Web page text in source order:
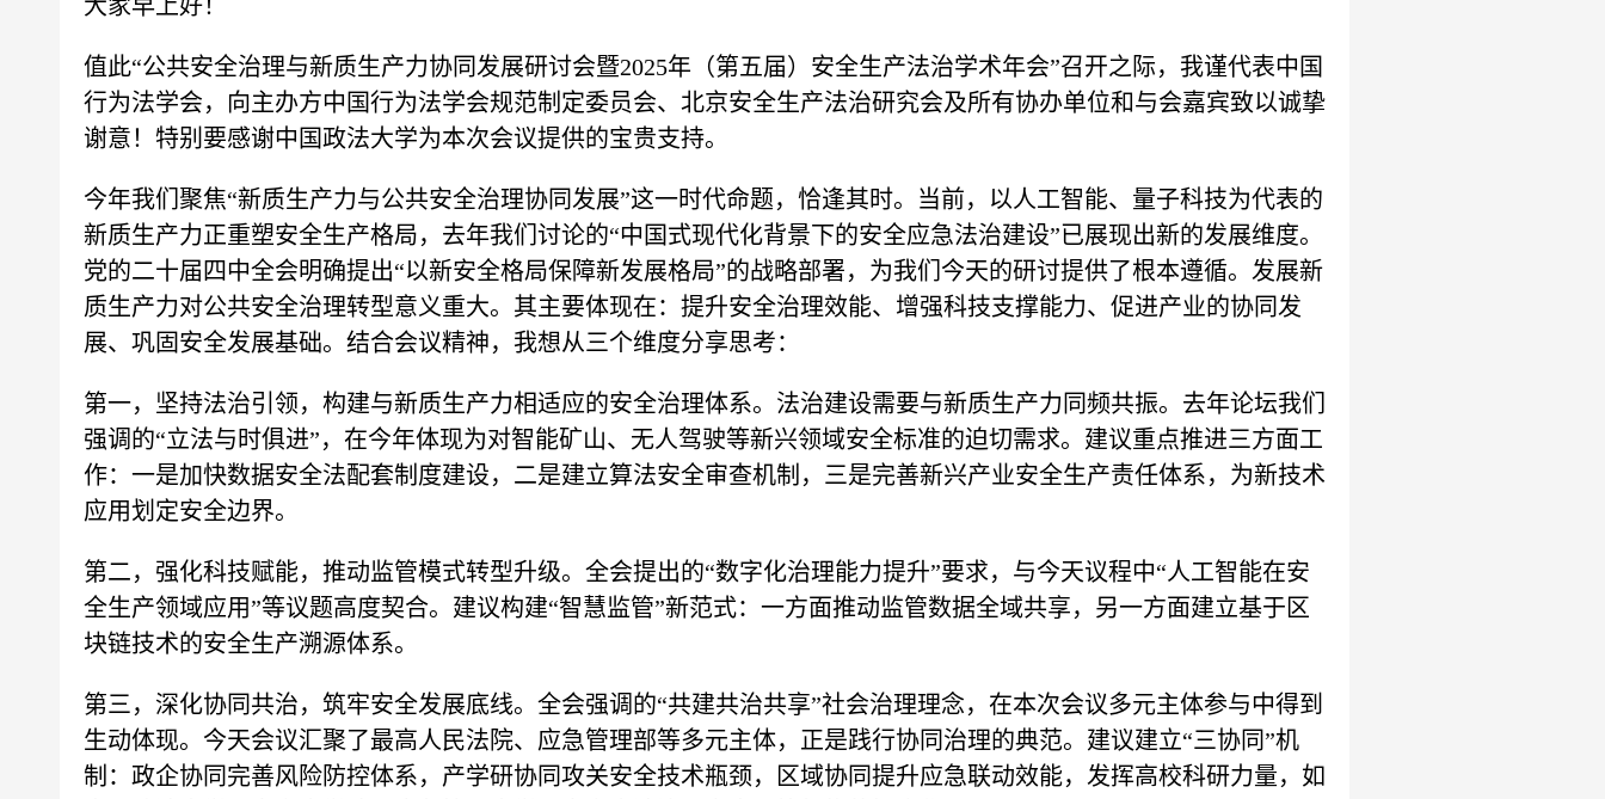
大家早上好！
值此“公共安全治理与新质生产力协同发展研讨会暨2025年（第五届）安全生产法治学术年会”召开之际，我谨代表中国
行为法学会，向主办方中国行为法学会规范制定委员会、北京安全生产法治研究会及所有协办单位和与会嘉宾致以诚挚
谢意！特别要感谢中国政法大学为本次会议提供的宝贵支持。
今年我们聚焦“新质生产力与公共安全治理协同发展”这一时代命题，恰逢其时。当前，以人工智能、量子科技为代表的
新质生产力正重塑安全生产格局，去年我们讨论的“中国式现代化背景下的安全应急法治建设”已展现出新的发展维度。
党的二十届四中全会明确提出“以新安全格局保障新发展格局”的战略部署，为我们今天的研讨提供了根本遵循。发展新
质生产力对公共安全治理转型意义重大。其主要体现在：提升安全治理效能、增强科技支撑能力、促进产业的协同发
展、巩固安全发展基础。结合会议精神，我想从三个维度分享思考：
第一，坚持法治引领，构建与新质生产力相适应的安全治理体系。法治建设需要与新质生产力同频共振。去年论坛我们
强调的“立法与时俱进”，在今年体现为对智能矿山、无人驾驶等新兴领域安全标准的迫切需求。建议重点推进三方面工
作：一是加快数据安全法配套制度建设，二是建立算法安全审查机制，三是完善新兴产业安全生产责任体系，为新技术
应用划定安全边界。
第二，强化科技赋能，推动监管模式转型升级。全会提出的“数字化治理能力提升”要求，与今天议程中“人工智能在安
全生产领域应用”等议题高度契合。建议构建“智慧监管”新范式：一方面推动监管数据全域共享，另一方面建立基于区
块链技术的安全生产溯源体系。
第三，深化协同共治，筑牢安全发展底线。全会强调的“共建共治共享”社会治理理念，在本次会议多元主体参与中得到
生动体现。今天会议汇聚了最高人民法院、应急管理部等多元主体，正是践行协同治理的典范。建议建立“三协同”机
制：政企协同完善风险防控体系，产学研协同攻关安全技术瓶颈，区域协同提升应急联动效能，发挥高校科研力量，如